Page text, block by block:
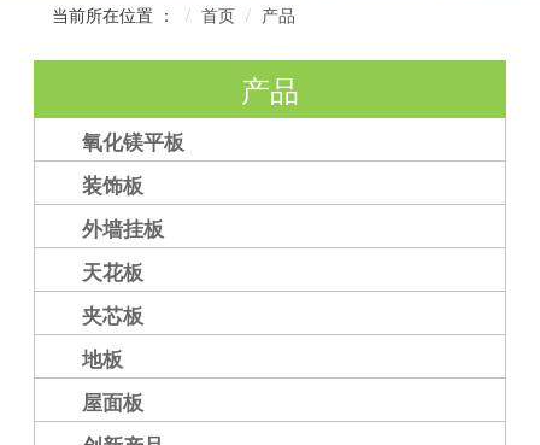
当前所在位置 ： 首页 产品
产品
氧化镁平板
装饰板
外墙挂板
天花板
夹芯板
地板
屋面板